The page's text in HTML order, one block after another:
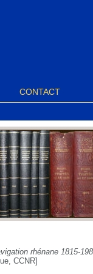
CONTACT
rhénane 1815-
CCNR]